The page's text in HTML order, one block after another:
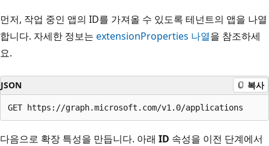
먼저, 작업 중인 앱의 ID를 가져올 수 있도록 테넌트의 앱을 나열
합니다. 자세한 정보는 extensionProperties 나열을 참조하세
요.
JSON 복사
다음으로 확장 특성을 만듭니다. 아래 ID 속성을 이전 단계에서